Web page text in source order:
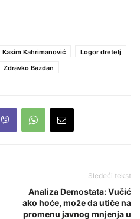
Kasim Kahrimanović
Logor dretelj
Zdravko Bazdan
Sledeći tekst
Analiza Demostata: Vučić
ako hoće, može da utiče na
promenu javnog mnjenja u